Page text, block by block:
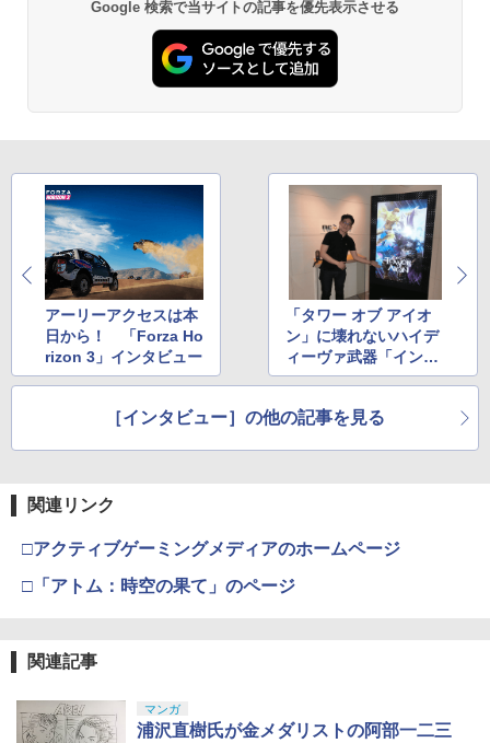
スプラトゥーン レイダース -Switch2
￥6,446
3 Nintendo Switch 2(日本語・国内専用)
￥55,491
ニンテンドープリペイド番号 9000円|オ
ンラインコード版
￥9,000
ニンテンドープリペイド番号 5000円|オ
プロダクトコード 封入
3
【純正品】ディスクドライブ(CFI-ZDD1
J) PlayStation 5
￥11,980
【純正品】DualSense ワイヤレスコン
トローラー ミッドナイト ブラック(CFI-
ZCT2J01)
￥10,737
￥7,681
￥8,020
【純正品】Xbox 充電式バッテリー + US
B-C ケーブル
￥2,618
マスター TH8S シフター - PC、PS4、P
劇場版「鬼滅の刃」無限城編 第一章 猗
窩座再来 通常版 [DVD]
￥3,523
3
【Amazon.co.jp限定】劇場版モノノ怪
第三章 蛇神 (Amazon.co.jp限定オリジ
ナル三方背収納ケース付きコレクション)
(オリジナル特典:オリジナル巾着＋メー
カー特典:【坤と離】二振りの剣、十翼よ
り来たる！スタジオ描き下ろしイラスト
ボード付) [Blu-ray]
￥10,780
劇場版「鬼滅の刃」無限城編 第一章 猗
窩座再来 完全生産限定版 [Blu-ray]
5
【Amazon.co.jp限定】劇場版モノノ怪
第三章 蛇神 (オリジナル特典:オリジナル
巾着＋メーカー特典:【坤と離】二振りの
Google 検索で当サイトの記事を優先表示させる
アーリーアクセスは本
日から！ 「Forza Ho
rizon 3」インタビュー
「タワー オブ アイオ
ン」に壊れないハイデ
ィーヴァ武器「インモ
ータル装備」登場
［インタビュー］の他の記事を見る
関連リンク
□アクティブゲーミングメディアのホームページ
□「アトム：時空の果て」のページ
関連記事
マンガ
浦沢直樹氏が金メダリストの阿部一二三